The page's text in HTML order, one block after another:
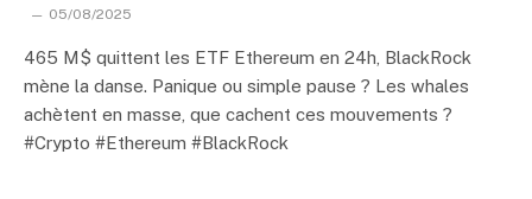
05/08/2025
465 M$ quittent les ETF Ethereum en 24h, BlackRock
mène la danse. Panique ou simple pause ? Les whales
achètent en masse, que cachent ces mouvements ?
#Crypto #Ethereum #BlackRock